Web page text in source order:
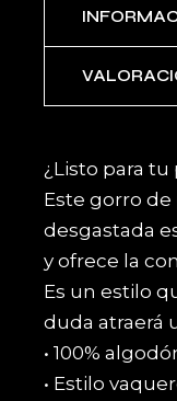
¿Listo para
Este gorro
desgastada
y ofrece la
Es un estilo
duda atraerá
• 100%
• Estilo